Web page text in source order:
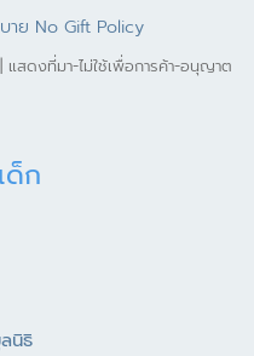
าย No Gift Policy
ดงที่มา-ไม่ใช้เพื่อการค้า-อนุญาต
ด็ก
นิธิ